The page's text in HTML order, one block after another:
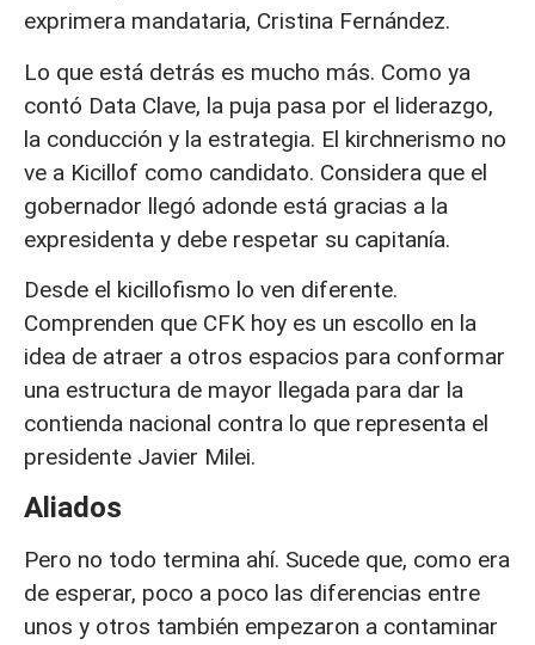
exprimera mandataria, Cristina Fernández.
Lo que está detrás es mucho más. Como ya
contó Data Clave, la puja pasa por el liderazgo,
la conducción y la estrategia. El kirchnerismo no
ve a Kicillof como candidato. Considera que el
gobernador llegó adonde está gracias a la
expresidenta y debe respetar su capitanía.
Desde el kicillofismo lo ven diferente.
Comprenden que CFK hoy es un escollo en la
idea de atraer a otros espacios para conformar
una estructura de mayor llegada para dar la
contienda nacional contra lo que representa el
presidente Javier Milei.
Aliados
Pero no todo termina ahí. Sucede que, como era
de esperar, poco a poco las diferencias entre
unos y otros también empezaron a contaminar